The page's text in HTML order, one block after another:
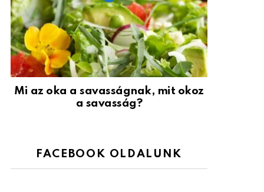
Mi az oka a savasságnak, mit okoz
a savasság?
FACEBOOK OLDALUNK